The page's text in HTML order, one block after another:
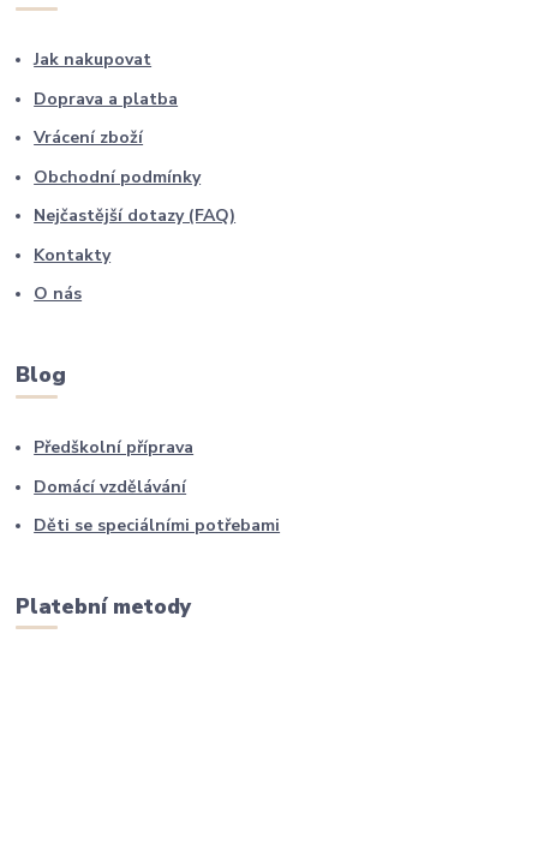
Jak nakupovat
Doprava a platba
Vrácení zboží
Obchodní podmínky
Nejčastější dotazy (FAQ)
Kontakty
O nás
Blog
Předškolní příprava
Domácí vzdělávání
Děti se speciálními potřebami
Platební metody